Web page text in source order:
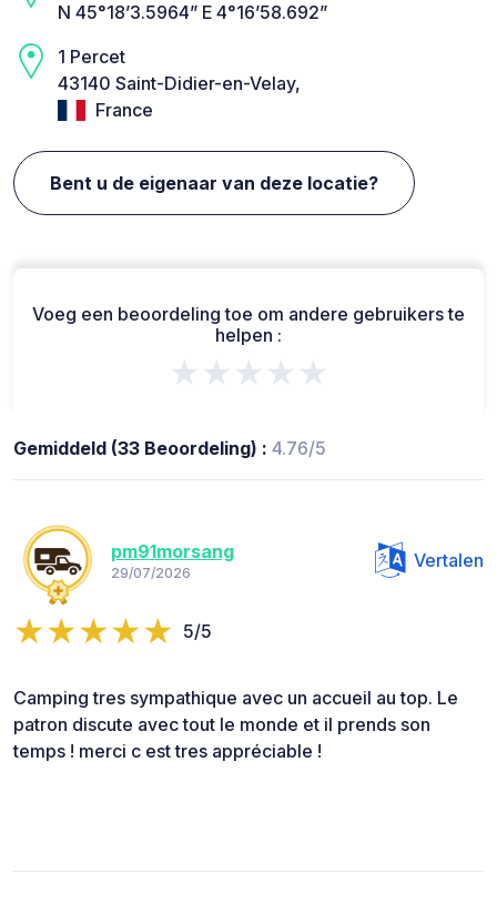
N 45°18’3.5964” E 4°16’58.692”
1 Percet
43140 Saint-Didier-en-Velay,
France
Bent u de eigenaar van deze locatie?
Voeg een beoordeling toe om andere gebruikers te
helpen :
★★★★★
Gemiddeld (33 Beoordeling) : 4.76/5
pm91morsang
29/07/2026
Vertalen
5/5
Camping tres sympathique avec un accueil au top. Le
patron discute avec tout le monde et il prends son
temps ! merci c est tres appréciable !